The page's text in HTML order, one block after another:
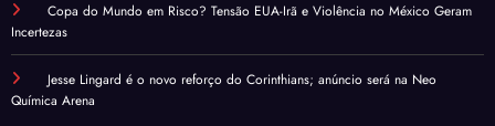
Copa do Mundo em Risco? Tensão EUA-Irã e Violência no México Geram
Incertezas
Jesse Lingard é o novo reforço do Corinthians; anúncio será na Neo
Química Arena